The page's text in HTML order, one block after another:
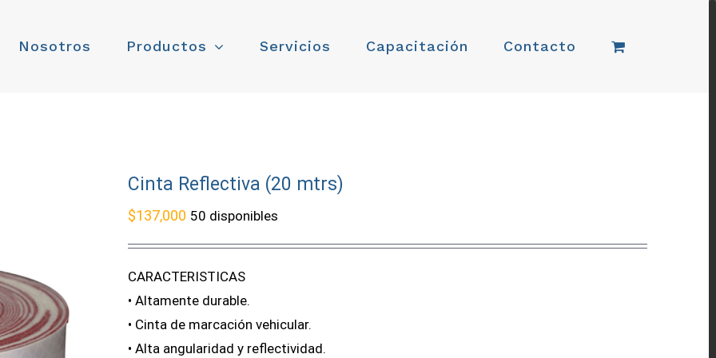
Nosotros Productos Servicios Capacitación Contacto
Cinta Reflectiva (20 mtrs)
$137,000 50 disponibles
CARACTERISTICAS
• Altamente durable.
• Cinta de marcación vehicular.
• Alta angularidad y reflectividad.